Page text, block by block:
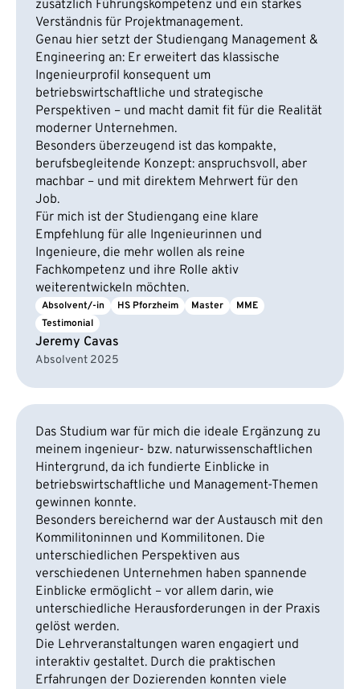
zusätzlich Führungskompetenz und ein starkes
Verständnis für Projektmanagement.
Genau hier setzt der Studiengang Management &
Engineering an: Er erweitert das klassische
Ingenieurprofil konsequent um
betriebswirtschaftliche und strategische
Perspektiven – und macht damit fit für die Realität
moderner Unternehmen.
Besonders überzeugend ist das kompakte,
berufsbegleitende Konzept: anspruchsvoll, aber
machbar – und mit direktem Mehrwert für den
Job.
Für mich ist der Studiengang eine klare
Empfehlung für alle Ingenieurinnen und
Ingenieure, die mehr wollen als reine
Fachkompetenz und ihre Rolle aktiv
weiterentwickeln möchten.
Absolvent/-in HS Pforzheim Master
MME
Testimonial
Jeremy Cavas
Absolvent 2025
Das Studium war für mich die ideale Ergänzung zu
meinem ingenieur- bzw. naturwissenschaftlichen
Hintergrund, da ich fundierte Einblicke in
betriebswirtschaftliche und Management-Themen
gewinnen konnte.
Besonders bereichernd war der Austausch mit den
Kommilitoninnen und Kommilitonen. Die
unterschiedlichen Perspektiven aus
verschiedenen Unternehmen haben spannende
Einblicke ermöglicht – vor allem darin, wie
unterschiedliche Herausforderungen in der Praxis
gelöst werden.
Die Lehrveranstaltungen waren engagiert und
interaktiv gestaltet. Durch die praktischen
Erfahrungen der Dozierenden konnten viele